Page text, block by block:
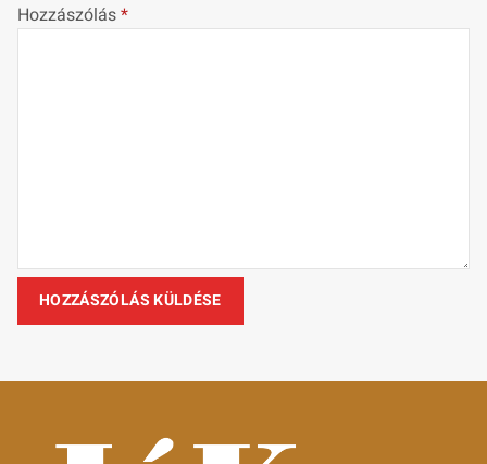
Hozzászólás*